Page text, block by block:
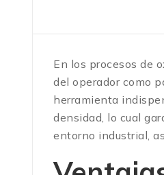
En los procesos de
del operador como
herramienta
densidad, lo cual
entorno industrial,